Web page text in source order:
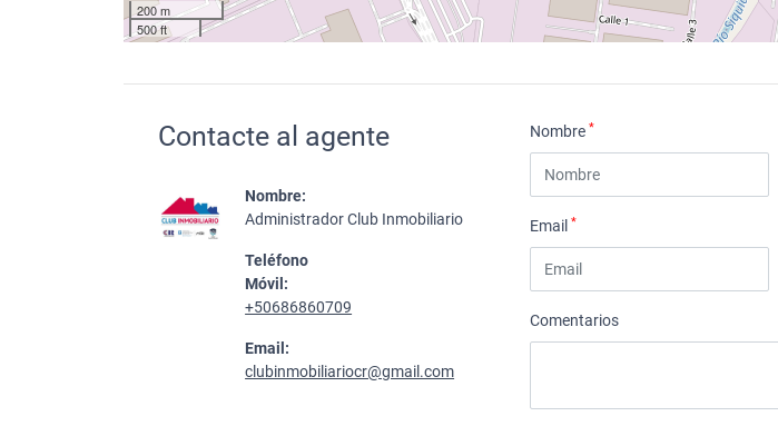
200 m
500 ft
Contacte al agente
Nombre:
Administrador Club Inmobiliario
Teléfono
Móvil:
+50686860709
Email:
clubinmobiliariocr@gmail.com
Nombre*
Email*
Comentarios